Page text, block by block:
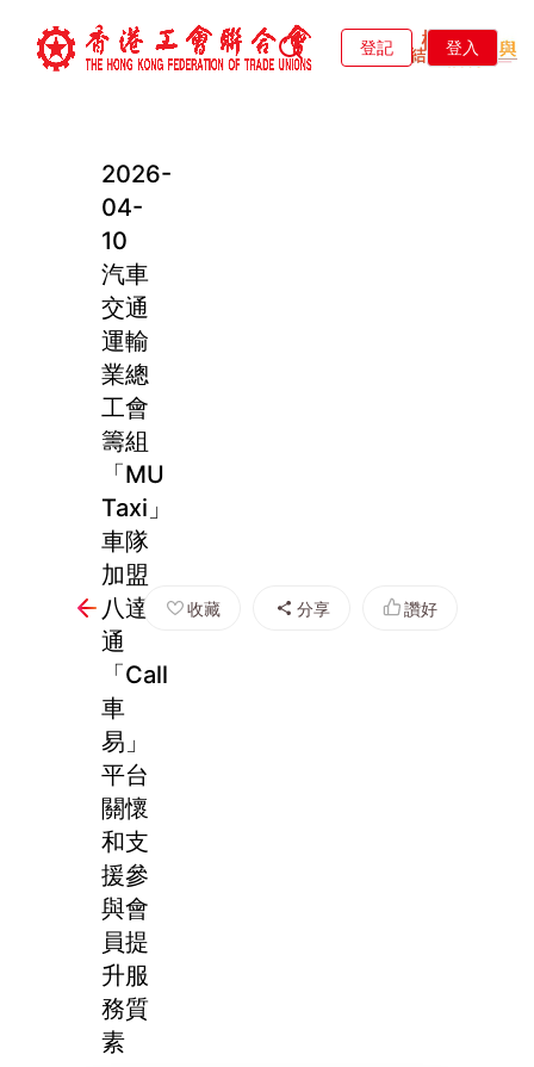
登記 登入
2026-
04-
10
汽車
交通
運輸
業總
工會
籌組
「MU
Taxi」
車隊
加盟
八達
通
「Call
車
易」
平台
關懷
和支
援參
與會
員提
升服
務質
素
收藏 分享 讚好